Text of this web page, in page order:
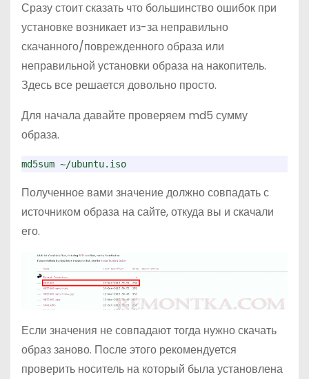
Сразу стоит сказать что большинство ошибок при
установке возникает из-за неправильно
скачанного/поврежденного образа или
неправильной установки образа на накопитель.
Здесь все решается довольно просто.
Для начала давайте проверяем md5 сумму
образа.
md5sum ~/ubuntu.iso
Полученное вами значение должно совпадать с
источником образа на сайте, откуда вы и скачали
его.
Если значения не совпадают тогда нужно скачать
образ заново. После этого рекомендуется
проверить носитель на который была установлена